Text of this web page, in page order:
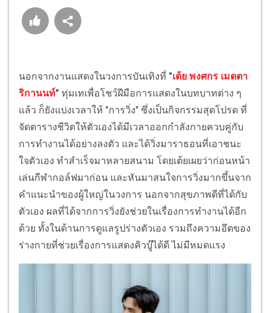
นอกจากงานแสดงในวงการบันเทิงที่ "เต้ย พงศกร เมตตา
ริกานนท์" ทุ่มเทเพื่อโชว์ฝีมือการแสดงในบทบาทต่าง ๆ
แล้ว ก็ยังแบ่งเวลาให้ "การวิ่ง" ซึ่งเป็นกิจกรรมสุดโปรด ที่
จัดตารางชีวิตให้ตัวเองได้มีเวลาออกกำลังกายควบคู่กับ
การทำงานได้อย่างลงตัว และได้วิ่งมาราธอนที่เอาชนะ
ใจตัวเอง ทำสำเร็จมาหลายสนาม โดยเต้ยเผยว่าก่อนหน้า
เล่นกีฬากอล์ฟมาก่อน และหันมาสนใจการวิ่งมากขึ้นจาก
คำแนะนำของผู้ใหญ่ในวงการ นอกจากสุขภาพดีที่ได้กับ
ตัวเอง ผลที่ได้จากการวิ่งยังช่วยในเรื่องการทำงานได้อีก
ด้วย ทั้งในด้านการดูแลรูปร่างตัวเอง รวมถึงความอึดของ
ร่างกายที่ช่วยเรื่องการแสดงคิวบู๊ได้ดี ไม่มีหมดแรง